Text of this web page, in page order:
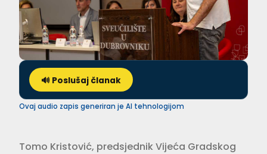
🔊 Poslušaj članak
Ovaj audio zapis generiran je AI tehnologijom
Tomo Kristović, predsjednik Vijeća Gradskog